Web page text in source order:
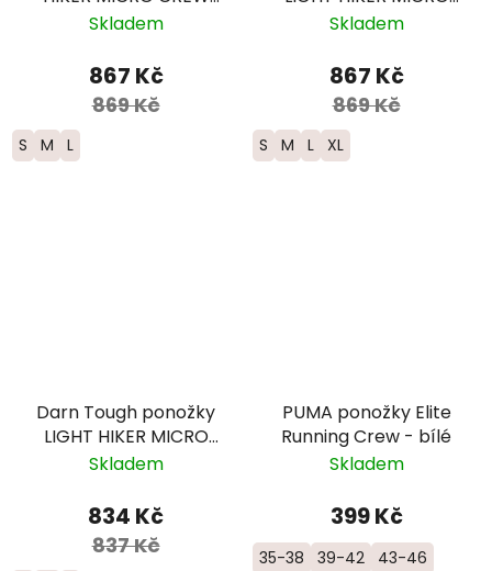
Midweight Merino -
modrozelené
Skladem
867 Kč
869 Kč
S M L
CREW Lightweight
pánské -
modré/zelené
Skladem
867 Kč
869 Kč
S M L XL
Darn Tough ponožky
LIGHT HIKER MICRO
CREW Lightweight
šedé
Skladem
834 Kč
837 Kč
PUMA ponožky Elite
Running Crew - bílé
Skladem
399 Kč
35-38 39-42 43-46